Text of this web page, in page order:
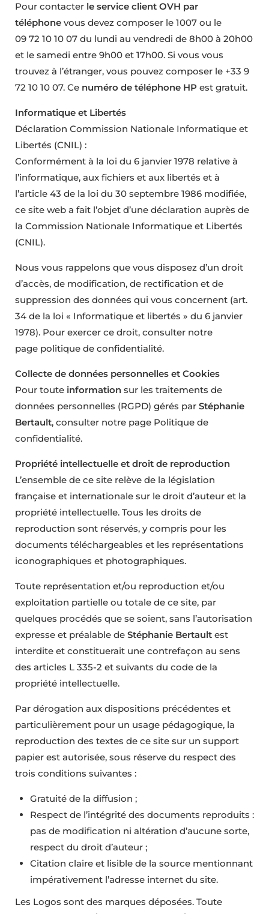
Pour contacter le service client OVH par
téléphone vous devez composer le 1007 ou le
09 72 10 10 07 du lundi au vendredi de 8h00 à 20h00
et le samedi entre 9h00 et 17h00. Si vous vous
trouvez à l’étranger, vous pouvez composer le +33 9
72 10 10 07. Ce numéro de téléphone HP est gratuit.
Informatique et Libertés
Déclaration Commission Nationale Informatique et
Libertés (CNIL) :
Conformément à la loi du 6 janvier 1978 relative à
l’informatique, aux fichiers et aux libertés et à
l’article 43 de la loi du 30 septembre 1986 modifiée,
ce site web a fait l’objet d’une déclaration auprès de
la Commission Nationale Informatique et Libertés
(CNIL).
Nous vous rappelons que vous disposez d’un droit
d’accès, de modification, de rectification et de
suppression des données qui vous concernent (art.
34 de la loi « Informatique et libertés » du 6 janvier
1978). Pour exercer ce droit, consulter notre
page politique de confidentialité.
Collecte de données personnelles et Cookies
Pour toute information sur les traitements de
données personnelles (RGPD) gérés par Stéphanie
Bertault, consulter notre page Politique de
confidentialité.
Propriété intellectuelle et droit de reproduction
L’ensemble de ce site relève de la législation
française et internationale sur le droit d’auteur et la
propriété intellectuelle. Tous les droits de
reproduction sont réservés, y compris pour les
documents téléchargeables et les représentations
iconographiques et photographiques.
Toute représentation et/ou reproduction et/ou
exploitation partielle ou totale de ce site, par
quelques procédés que se soient, sans l’autorisation
expresse et préalable de Stéphanie Bertault est
interdite et constituerait une contrefaçon au sens
des articles L 335-2 et suivants du code de la
propriété intellectuelle.
Par dérogation aux dispositions précédentes et
particulièrement pour un usage pédagogique, la
reproduction des textes de ce site sur un support
papier est autorisée, sous réserve du respect des
trois conditions suivantes :
Gratuité de la diffusion ;
Respect de l’intégrité des documents reproduits :
pas de modification ni altération d’aucune sorte,
respect du droit d’auteur ;
Citation claire et lisible de la source mentionnant
impérativement l’adresse internet du site.
Les Logos sont des marques déposées. Toute